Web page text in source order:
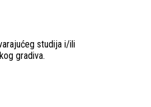
studija i/ili
gradiva.